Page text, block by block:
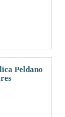
Peldano